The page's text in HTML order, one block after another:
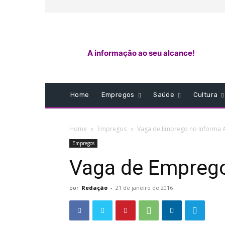
A informação ao seu alcance!
Home Empregos Saúde Cultura
Home Empregos Vaga de Emprego no Informa
Empregos
Vaga de
por Redação - 21 de janeiro de 2016